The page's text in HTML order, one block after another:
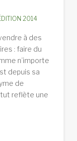
2014
à des
: faire du
n’importe
depuis sa
de
reflète une